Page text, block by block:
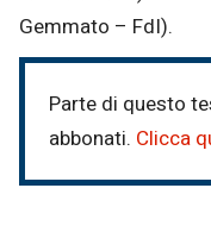
Gemmato – FdI).
Parte di questo
abbonati. Clicca